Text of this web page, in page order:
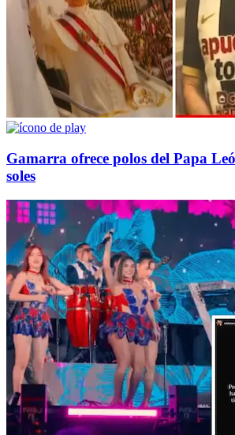
Gamarra ofrece polos del Papa
soles